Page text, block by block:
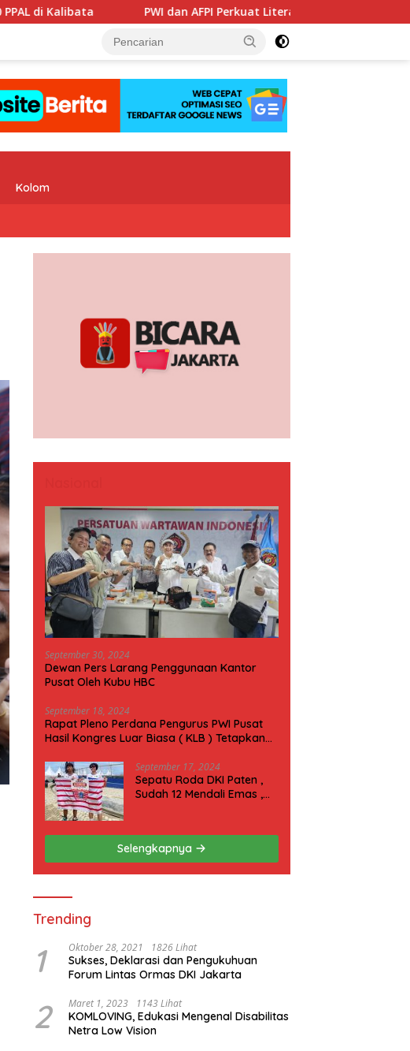
PWI dan AFPI Perkuat Literasi Pindar, Pers Didorong Jadi Garda
Kolom
September 30, 2024
Dewan Pers Larang Penggunaan Kantor
Pusat Oleh Kubu HBC
September 18, 2024
Rapat Pleno Perdana Pengurus PWI Pusat
Hasil Kongres Luar Biasa ( KLB ) Tetapkan
September 17, 2024
Sepatu Roda DKI Paten ,
Sudah 12 Mendali Emas ,
Selengkapnya
Trending
1 Oktober 28, 2021 1826 Lihat
Sukses, Deklarasi dan Pengukuhuan
Forum Lintas Ormas DKI Jakarta
2 Maret 1, 2023 1143 Lihat
KOMLOVING, Edukasi Mengenal Disabilitas
Netra Low Vision